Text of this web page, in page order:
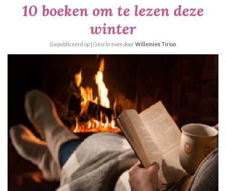
10 boeken om te lezen deze
winter
Gepubliceerd op | Geschreven door Willemien Tirion